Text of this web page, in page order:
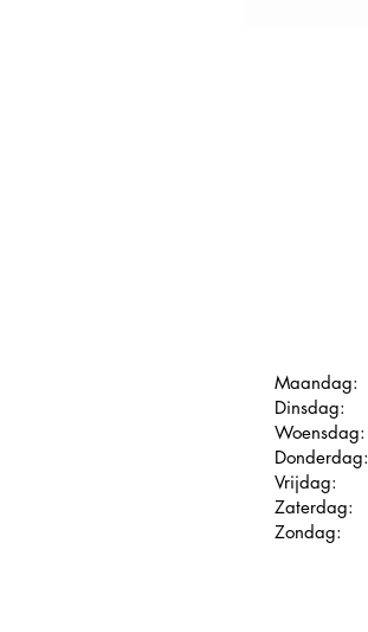
Maandag:
Dinsdag:
Woensdag:
Donderdag:
Vrijdag:
Zaterdag:
Zondag: